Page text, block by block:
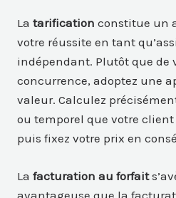
Latarification constitue un
votre réussite en tant
indépendant. Plutôt que de
concurrence, adoptez une
valeur. Calculez
ou temporel que votre client
puis fixez votre prix en
Lafacturation au forfait
avantageuse que la